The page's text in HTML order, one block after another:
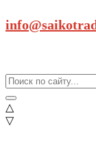
△
▽